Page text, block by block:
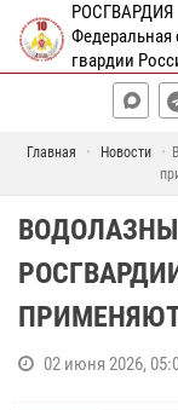
РОСГВАРДИЯ
Федеральная
гвардии
Главная Новости
02 июня 2026,